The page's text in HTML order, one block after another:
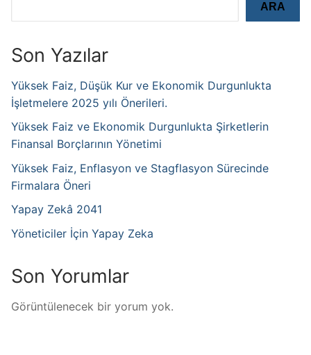
ARA
Son Yazılar
Yüksek Faiz, Düşük Kur ve Ekonomik Durgunlukta
İşletmelere 2025 yılı Önerileri.
Yüksek Faiz ve Ekonomik Durgunlukta Şirketlerin
Finansal Borçlarının Yönetimi
Yüksek Faiz, Enflasyon ve Stagflasyon Sürecinde
Firmalara Öneri
Yapay Zekâ 2041
Yöneticiler İçin Yapay Zeka
Son Yorumlar
Görüntülenecek bir yorum yok.